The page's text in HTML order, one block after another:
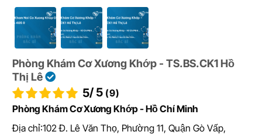
Phòng Khám Cơ Xương Khớp - TS.BS.CK1 Hồ
Thị Lê
5/ 5 (9)
Phòng Khám Cơ Xương Khớp - Hồ Chí Minh
Địa chỉ:102 Đ. Lê Văn Thọ, Phường 11, Quận Gò Vấp,